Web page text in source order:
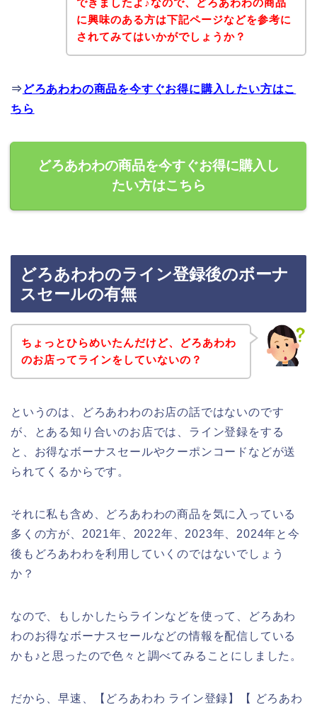
できましたよ♪なので、どろあわわの商品
に興味のある方は下記ページなどを参考に
されてみてはいかがでしょうか？
⇒ どろあわわの商品を今すぐお得に購入したい方はこ
ちら
どろあわわの商品を今すぐお得に購入し
たい方はこちら
どろあわわのライン登録後のボーナ
スセールの有無
ちょっとひらめいたんだけど、どろあわわ
のお店ってラインをしていないの？
というのは、どろあわわのお店の話ではないのです
が、とある知り合いのお店では、ライン登録をする
と、お得なボーナスセールやクーポンコードなどが送
られてくるからです。
それに私も含め、どろあわわの商品を気に入っている
多くの方が、2021年、2022年、2023年、2024年と今
後もどろあわわを利用していくのではないでしょう
か？
なので、もしかしたらラインなどを使って、どろあわ
わのお得なボーナスセールなどの情報を配信している
かも♪と思ったので色々と調べてみることにしました。
だから、早速、【どろあわわ ライン登録】【 どろあわ